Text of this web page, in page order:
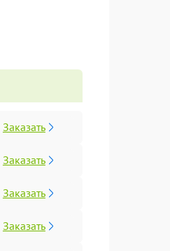
Заказать
Заказать
Заказать
Заказать